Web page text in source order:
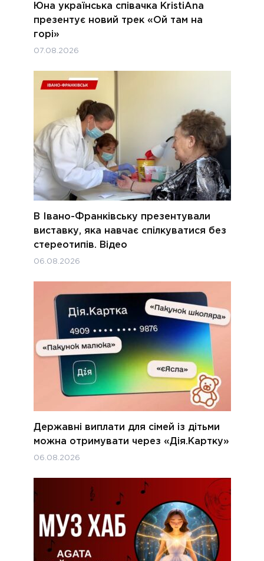
Юна українська співачка KristiAna
презентує новий трек «Ой там на
горі»
07.08.2026
В Івано-Франківську презентували
виставку, яка навчає спілкуватися без
стереотипів. Відео
06.08.2026
Державні виплати для сімей із дітьми
можна отримувати через «Дія.Картку»
06.08.2026